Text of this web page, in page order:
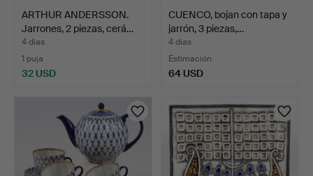
ARTHUR ANDERSSON.
Jarrones, 2 piezas, cerá…
4 días
1 puja
32 USD
CUENCO, bojan con tapa y
jarrón, 3 piezas,…
4 días
Estimación
64 USD